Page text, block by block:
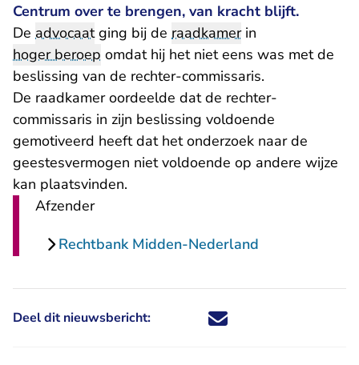
Centrum over te brengen, van kracht blijft.
De advocaatging bij de raadkamerin
hoger beroep omdat hij het niet eens was met de
beslissing van de rechter-commissaris.
De raadkamer oordeelde dat de rechter-
commissaris in zijn beslissing voldoende
gemotiveerd heeft dat het onderzoek naar de
geestesvermogen niet voldoende op andere wijze
kan plaatsvinden.
Afzender
Rechtbank Midden-Nederland
Deel dit nieuwsbericht: Deel dit nieuwsbericht via X -
Deel dit nieuwsbericht via
Deel dit nieuwsbericht
Deel dit